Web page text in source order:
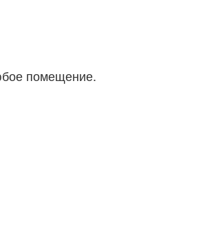
помещение.